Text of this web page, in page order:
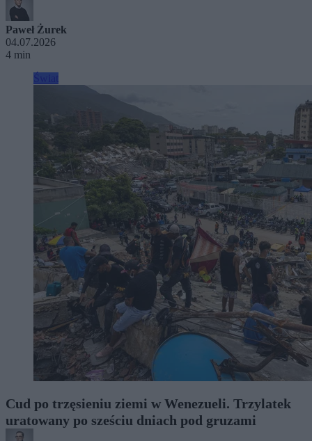
Paweł Żurek
04.07.2026
4 min
Cud po trzęsieniu ziemi w Wenezueli. Trzylatek
uratowany po sześciu dniach pod gruzami